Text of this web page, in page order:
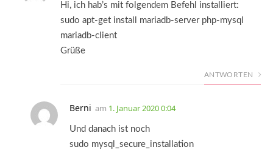
Hi, ich hab’s mit folgendem Befehl installiert:
sudo apt-get install mariadb-server php-mysql
mariadb-client
Grüße
ANTWORTEN
Berni am 1. Januar 2020 0:04
Und danach ist noch
sudo mysql_secure_installation